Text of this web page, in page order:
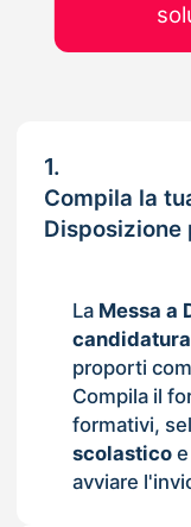
1.
Compila la
Disposizione
La Messa a
proporti
Compila il
formativi,
scolasticoe
avviare